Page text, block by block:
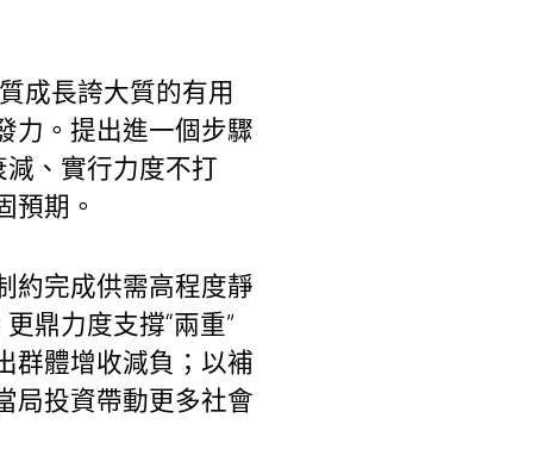
成長誇大質的有用
力。提出進一個步驟
減、實行力度不打
預期。
約完成供需高程度靜
鼎力度支撐“兩重”
群體增收減負；以補
局投資帶動更多社會